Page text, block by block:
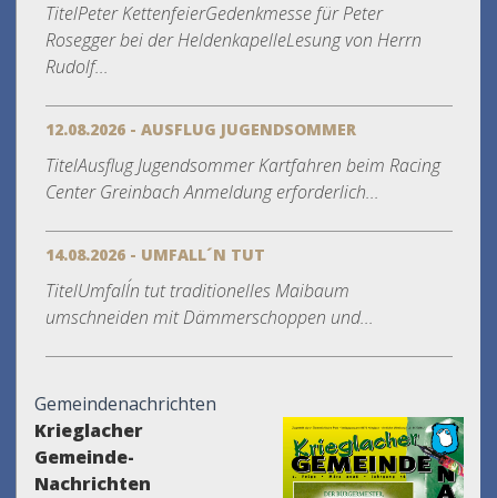
TitelPeter KettenfeierGedenkmesse für Peter
Rosegger bei der HeldenkapelleLesung von Herrn
Rudolf...
12.08.2026 - AUSFLUG JUGENDSOMMER
TitelAusflug Jugendsommer Kartfahren beim Racing
Center Greinbach Anmeldung erforderlich...
14.08.2026 - UMFALL´N TUT
TitelUmfall´n tut traditionelles Maibaum
umschneiden mit Dämmerschoppen und...
Gemeindenachrichten
Krieglacher
Gemeinde-
Nachrichten